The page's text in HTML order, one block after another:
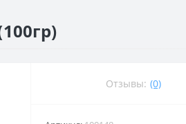
Отзывы: (0)